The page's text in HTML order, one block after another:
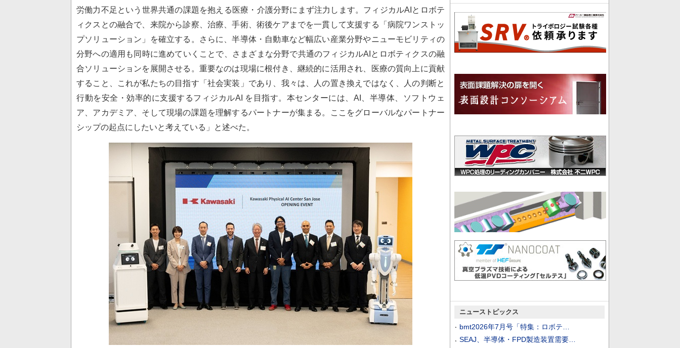
労働力不足という世界共通の課題を抱える医療・介護分野にまず注力します。フィジカルAIとロボテ
ィクスとの融合で、来院から診察、治療、手術、術後ケアまでを一貫して支援する「病院ワンストッ
プソリューション」を確立する。さらに、半導体・自動車など幅広い産業分野やニューモビリティの
分野への適用も同時に進めていくことで、さまざまな分野で共通のフィジカルAIとロボティクスの融
合ソリューションを展開させる。重要なのは現場に根付き、継続的に活用され、医療の質向上に貢献
すること、これが私たちの目指す「社会実装」であり、我々は、人の置き換えではなく、人の判断と
行動を安全・効率的に支援するフィジカルAI を目指す。本センターには、AI、半導体、ソフトウェ
ア、アカデミア、そして現場の課題を理解するパートナーが集まる。ここをグローバルなパートナー
シップの起点にしたいと考えている」と述べた。
ニューストピックス
bmt2026年7月号「特集：ロボテ…
SEAJ、半導体・FPD製造装置需要…